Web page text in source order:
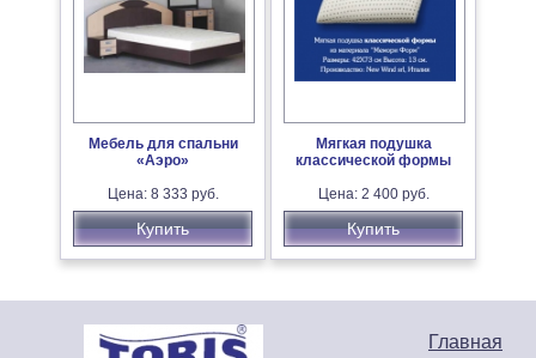
Мебель для спальни
«Аэро»
Цена: 8 333 руб.
Купить
Мягкая подушка
классической формы
Цена: 2 400 руб.
Купить
Главная